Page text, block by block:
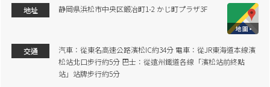
地址 静岡県浜松市中央区鍛冶町1-2 かじ町プラザ3F
交通
汽車：從東名高速公路濱松IC約34分 電車：從JR東海道本線濱
松站北口步行約5分 巴士：從遠州鐵道各線「濱松站前終點
站」站牌步行約5分